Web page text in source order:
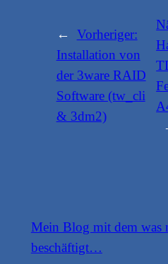
←
Vorheriger:
Installation von
der 3ware RAID
Software (tw_cli
& 3dm2)
Mein Blog mit dem was
beschäftigt…